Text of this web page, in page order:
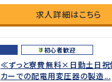
求人詳細はこちら
初心者歓迎
≪ずっと寮費無料×日勤土日
カーでの配電用変圧器の製造...